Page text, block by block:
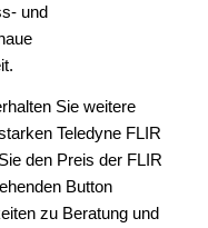
und
Sie weitere
Teledyne FLIR
den Preis der FLIR
Button
zu Beratung und